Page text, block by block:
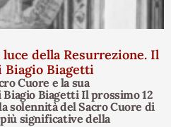
della Resurrezione. Il
Biagio Biagetti
Cuore e la sua
Biagetti Il prossimo 12
solennità del Sacro Cuore di
significative della